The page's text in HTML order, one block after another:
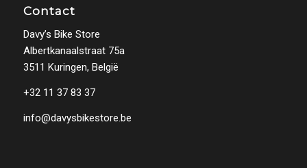
Contact
Davy’s Bike Store
Albertkanaalstraat 75a
3511 Kuringen, België
+32 11 37 83 37
info@davysbikestore.be